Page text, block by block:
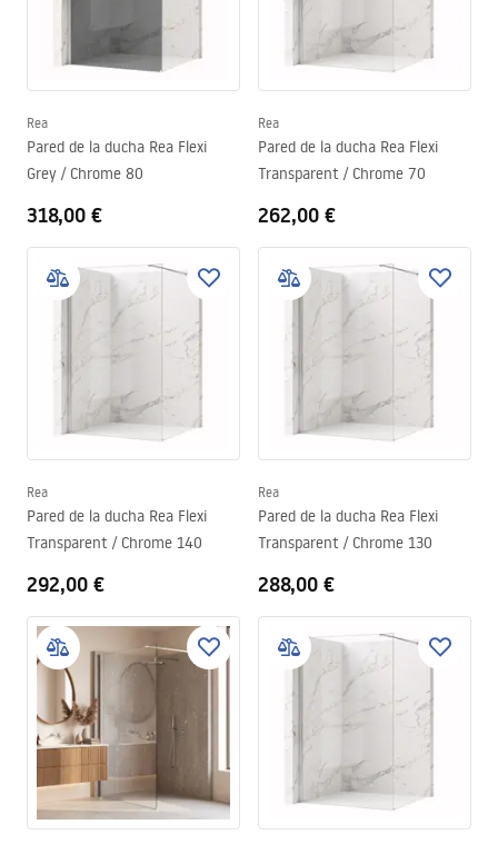
Rea
Pared de la ducha Rea Flexi
Grey / Chrome 80
318,00 €
Rea
Pared de la ducha Rea Flexi
Transparent / Chrome 70
262,00 €
Rea
Pared de la ducha Rea Flexi
Transparent / Chrome 140
292,00 €
Rea
Pared de la ducha Rea Flexi
Transparent / Chrome 130
288,00 €